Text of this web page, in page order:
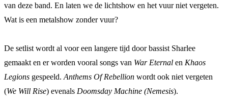
van deze band. En laten we de lichtshow en het vuur niet vergeten.
Wat is een metalshow zonder vuur?
De setlist wordt al voor een langere tijd door bassist Sharlee
gemaakt en er worden vooral songs van War Eternal en Khaos
Legions gespeeld. Anthems Of Rebellion wordt ook niet vergeten
(We Will Rise) evenals Doomsday Machine (Nemesis).